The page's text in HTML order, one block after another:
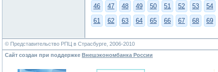
46
47 48 49 50 51 52 53
54
61
62 63 64 65 66 67 68 69
© Представительство РПЦ в Страсбурге, 2006-2010
Сайт создан при поддержке Внешэкономбанка России